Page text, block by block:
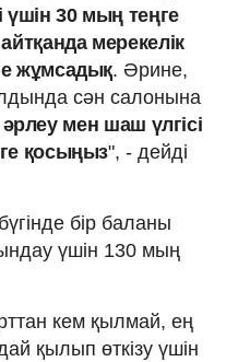
үшін 30 мың теңге
мерекелік
жұмсадық. Әрине,
сән салонына
мен шаш үлгісі
қосыңыз", - дейді
бір баланы
үшін 130 мың
кем қылмай, ең
қылып өткізу үшін